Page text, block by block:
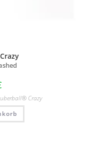
Crazy